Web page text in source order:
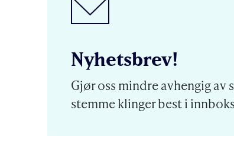
Nyhetsbrev!
Gjør oss mindre avhengig
stemme klinger best i